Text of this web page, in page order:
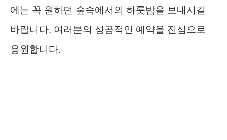
에는 꼭 원하던 숲속에서의 하룻밤을 보내시길
바랍니다. 여러분의 성공적인 예약을 진심으로
응원합니다.